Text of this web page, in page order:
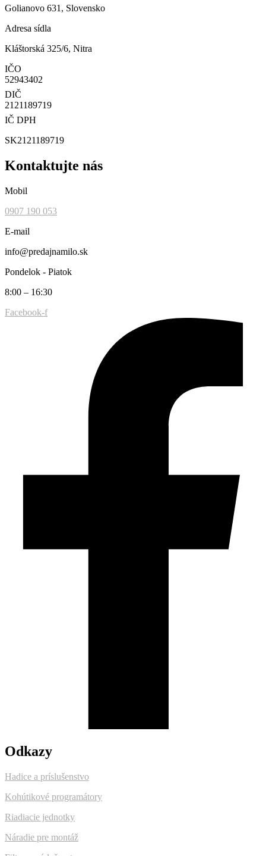
Golianovo 631, Slovensko
Adresa sídla
Kláštorská 325/6, Nitra
IČO
52943402
DIČ
2121189719
IČ DPH
SK2121189719
Kontaktujte nás
Mobil
0907 190 053
E-mail
info@predajnamilo.sk
Pondelok - Piatok
8:00 – 16:30
Facebook-f
Odkazy
Hadice a príslušenstvo
Kohútikové programátory
Riadiacie jednotky
Náradie pre montáž